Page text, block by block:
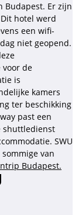
Budapest. Er zijn
hotel werd
een wifi-
niet geopend.
de
is
kamers
ter beschikking
past een
shuttledienst
SWU
van
Budapest.